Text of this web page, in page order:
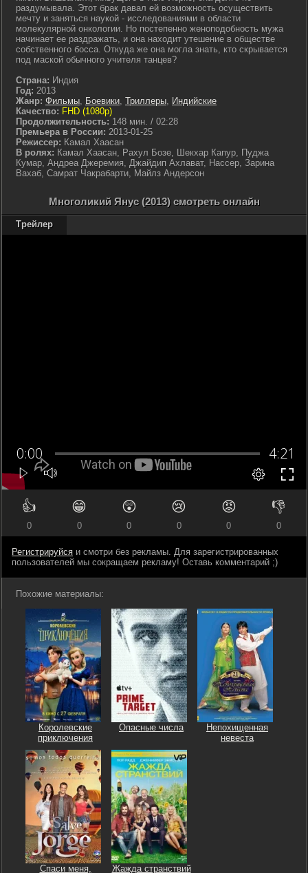
раздумывала. Этот брак давал ей возможность осуществить
мечту и заняться наукой - исследованиями в области
молекулярной онкологии. Но постепенно женоподобность мужа
начинает ее раздражать, и она находит утешение в обществе
собственного босса. Откуда же она могла знать, кто скрывается
под маской обычного учителя танцев?
Страна: Индия
Год: 2013
Жанр: Фильмы, Боевики, Триллеры, Индийские
Качество: FHD (1080p)
Продолжительность: 148 мин. / 02:28
Премьера в России: 2013-01-25
Режиссер: Камал Хаасан
В ролях: Камал Хаасан, Рахул Бозе, Шекхар Капур, Пуджа
Кумар, Андреа Джеремия, Джайдип Ахлават, Нассер, Зарина
Вахаб, Самрат Чакрабарти, Майлз Андерсон
Многоликий Янус (2013) смотреть онлайн
Трейлер
👍
0
😁
0
😲
0
😢
0
😡
0
👎
0
Регистрируйся и смотри без рекламы. Для зарегистрированных
пользователей мы сокращаем рекламу! Оставь комментарий ;)
Похожие материалы:
Королевские
приключения
Опасные числа
Непохищенная
невеста
Спаси меня, Жажда странствий